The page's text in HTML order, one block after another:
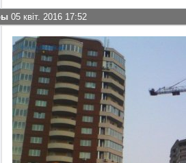
05 квіт. 2016 17:52